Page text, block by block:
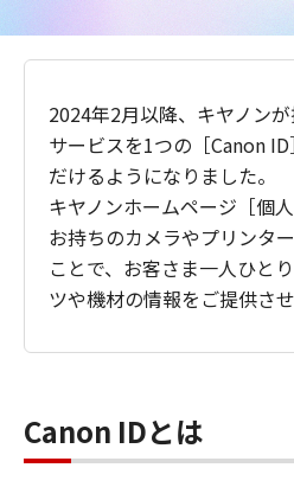
2024年2月以降、キヤノン
サービスを1つの［Canon
だけるようになりました。
キヤノンホームページ［個
お持ちのカメラやプリンタ
ことで、お客さま一人ひと
ツや機材の情報をご提供させ
Canon IDとは